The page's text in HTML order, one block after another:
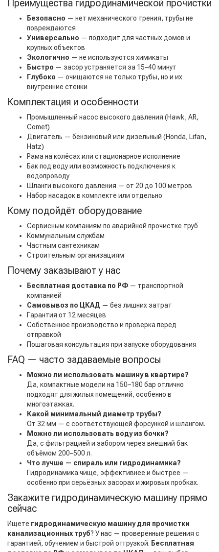
Преимущества гидродинамической прочистки
Безопасно — нет механического трения, трубы не
повреждаются
Универсально — подходит для частных домов и
крупных объектов
Экологично — не используются химикаты
Быстро — засор устраняется за 15–40 минут
Глубоко — очищаются не только трубы, но и их
внутренние стенки
Комплектация и особенности
Промышленный насос высокого давления (Hawk, AR,
Comet)
Двигатель — бензиновый или дизельный (Honda, Lifan,
Hatz)
Рама на колёсах или стационарное исполнение
Бак под воду или возможность подключения к
водопроводу
Шланги высокого давления — от 20 до 100 метров
Набор насадок в комплекте или отдельно
Кому подойдёт оборудование
Сервисным компаниям по аварийной прочистке труб
Коммунальным службам
Частным сантехникам
Строительным организациям
Почему заказывают у нас
Бесплатная доставка по РФ — транспортной
компанией
Самовывоз по ЦКАД — без лишних затрат
Гарантия от 12 месяцев
Собственное производство и проверка перед
отправкой
Пошаговая консультация при запуске оборудования
FAQ — часто задаваемые вопросы
Можно ли использовать машину в квартире?
Да, компактные модели на 150–180 бар отлично
подходят для жилых помещений, особенно в
многоэтажках.
Какой минимальный диаметр трубы?
От 32 мм — с соответствующей форсункой и шлангом.
Можно ли использовать воду из бочки?
Да, с фильтрацией и забором через внешний бак
объёмом 200–500 л.
Что лучше — спираль или гидродинамика?
Гидродинамика чище, эффективнее и быстрее —
особенно при серьёзных засорах и жировых пробках.
Закажите гидродинамическую машину прямо
сейчас
Ищете гидродинамическую машину для прочистки
канализационных труб? У нас — проверенные решения с
гарантией, обучением и быстрой отгрузкой. Бесплатная